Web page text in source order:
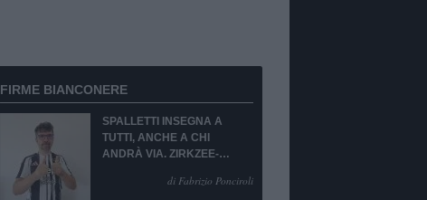
FIRME BIANCONERE
SPALLETTI INSEGNA A
TUTTI, ANCHE A CHI
ANDRÀ VIA. ZIRKZEE-
di Fabrizio Ponciroli